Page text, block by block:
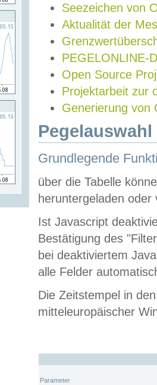
Seezeichen von
Aktualität der
PEGELONLINE-
Open Source
Projektarbeit zur
Generierung von
Grundlegende
über die Tabelle
heruntergeladen oder
Ist Javascript
Bestätigung des
bei deaktiviertem
alle Felder
Die Zeitstempel in
mitteleuropäischer
Parameter